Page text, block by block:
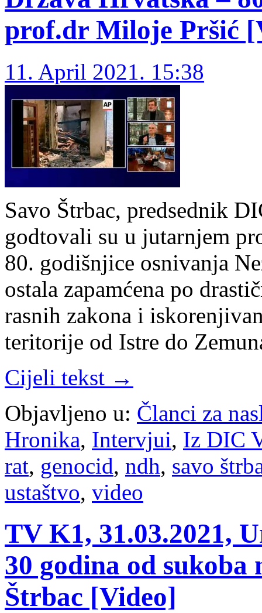
prof.dr Miloje Pršić
11. April 2021. 15:38
Savo Štrbac, predsednik
godtovali su u jutarnjem
80. godišnjice osnivanja
ostala zapamćena po
rasnih zakona i
teritorije od Istre do
Cijeli tekst →
Objavljeno u: Članci za
Hronika, Intervjui, Iz DIC
rat, genocid, ndh, savo
ustaštvo, video
TV K1, 31.03.2021,
30 godina od sukoba
Štrbac [Video]